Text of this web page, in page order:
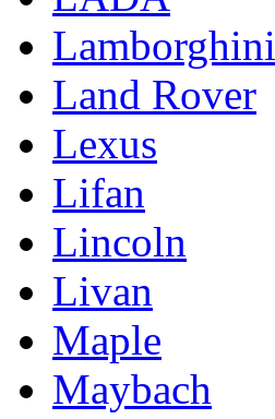
Lamborghini
Land Rover
Lexus
Lifan
Lincoln
Livan
Maple
Maybach